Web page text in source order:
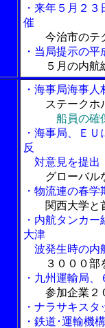
・来年５月２
催
今治市のテ
・当局提示の
５月の内航
・海事局海事
ステークホ
船員の確
・海事局、Ｅ
反
対意見を提出
グローバル
・物流連の春
関西大学と
・内航タンカ
大津
波発生時の内
３０００部
・九州運輸局
参加企業２
・ナラサキス
・鉄道･運輸機